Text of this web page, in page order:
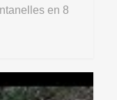
en 8